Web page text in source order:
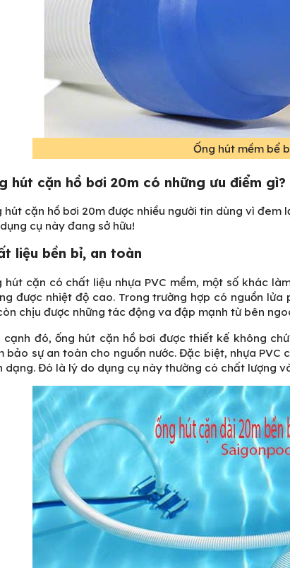
Ống hút mềm bể
hút cặn hồ bơi 20m có những ưu điểm gì?
hút cặn hồ bơi 20m được nhiều người tin dùng vì
cụ này đang sở hữu!
liệu bền bỉ, an toàn
hút cặn có chất liệu nhựa PVC mềm, một số khác
được nhiệt độ cao. Trong trường hợp có nguồn
chịu được những tác động va đập mạnh từ bên
cạnh đó, ống hút cặn hồ bơi được thiết kế không
bảo sự an toàn cho nguồn nước. Đặc biệt, nhựa
dạng. Đó là lý do dụng cụ này thường có chất lượng